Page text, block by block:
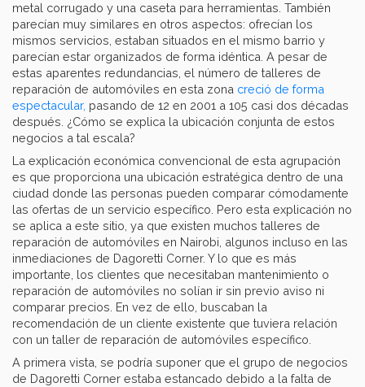
metal corrugado y una caseta para herramientas. También
parecían muy similares en otros aspectos: ofrecían los
mismos servicios, estaban situados en el mismo barrio y
parecían estar organizados de forma idéntica. A pesar de
estas aparentes redundancias, el número de talleres de
reparación de automóviles en esta zona creció de forma
espectacular, pasando de 12 en 2001 a 105 casi dos décadas
después. ¿Cómo se explica la ubicación conjunta de estos
negocios a tal escala?
La explicación económica convencional de esta agrupación
es que proporciona una ubicación estratégica dentro de una
ciudad donde las personas pueden comparar cómodamente
las ofertas de un servicio específico. Pero esta explicación no
se aplica a este sitio, ya que existen muchos talleres de
reparación de automóviles en Nairobi, algunos incluso en las
inmediaciones de Dagoretti Corner. Y lo que es más
importante, los clientes que necesitaban mantenimiento o
reparación de automóviles no solían ir sin previo aviso ni
comparar precios. En vez de ello, buscaban la
recomendación de un cliente existente que tuviera relación
con un taller de reparación de automóviles específico.
A primera vista, se podría suponer que el grupo de negocios
de Dagoretti Corner estaba estancado debido a la falta de